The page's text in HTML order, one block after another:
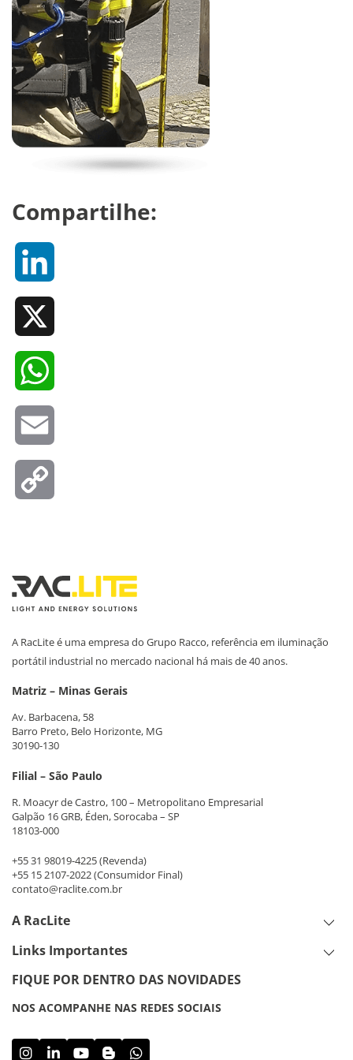
Compartilhe:
A RacLite é uma empresa do Grupo Racco, referência em iluminação
portátil industrial no mercado nacional há mais de 40 anos.
Matriz – Minas Gerais
Av. Barbacena, 58
Barro Preto, Belo Horizonte, MG
30190-130
Filial – São Paulo
R. Moacyr de Castro, 100 – Metropolitano Empresarial
Galpão 16 GRB, Éden, Sorocaba – SP
18103-000
+55 31 98019-4225(Revenda)
+55 15 2107-2022(Consumidor Final)
contato@raclite.com.br
A RacLite
Links Importantes
FIQUE POR DENTRO DAS NOVIDADES
NOS ACOMPANHE NAS REDES SOCIAIS